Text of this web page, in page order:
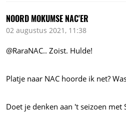
NOORD MOKUMSE NAC'ER
02 augustus 2021, 11:38
@RaraNAC.. Zoist. Hulde!
Platje naar NAC hoorde ik net?
Doet je denken aan 't seizoen met